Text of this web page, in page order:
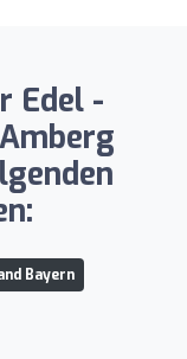
Edel -
Bayern